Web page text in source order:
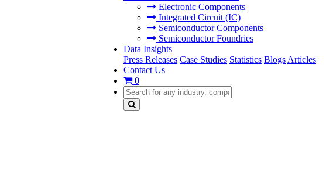
Electronic Components
Integrated Circuit (IC)
Semiconductor Components
Semiconductor Foundries
Data Insights
Press Releases Case Studies Statistics Blogs Articles
Contact Us
0